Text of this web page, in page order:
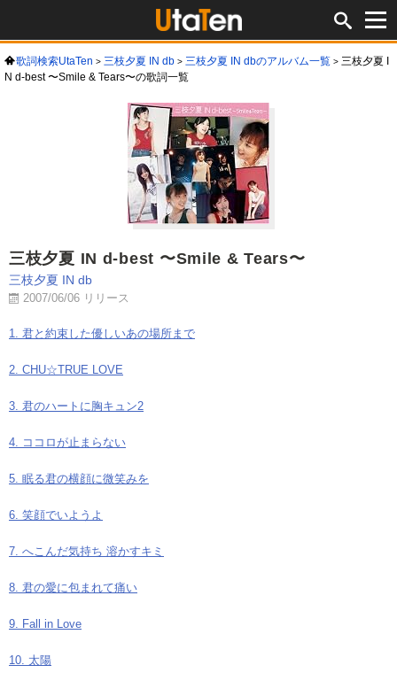
歌詞検索UtaTen 三枝夕夏 IN db 三枝夕夏 IN dbのアルバム一覧
三枝夕夏 I
N d-best 〜Smile & Tears〜の歌詞一覧
三枝夕夏 IN d-best 〜Smile & Tears〜
三枝夕夏 IN db
2007/06/06 リリース
1. 君と約束した優しいあの場所まで
2. CHU☆TRUE LOVE
3. 君のハートに胸キュン2
4. ココロが止まらない
5. 眠る君の横顔に微笑みを
6. 笑顔でいようよ
7. へこんだ気持ち 溶かすキミ
8. 君の愛に包まれて痛い
9. Fall in Love
10. 太陽